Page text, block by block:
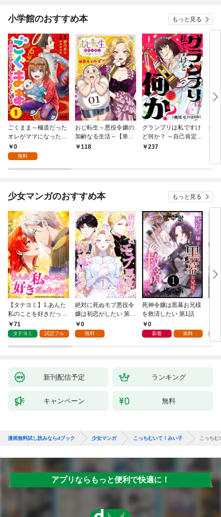
小学館のおすすめ本 もっと見る
ごくまま～極道だった
オレがママになった話
～【単話】（１）
0
無料
おじ転生～悪役令嬢の
加齢なる生活～【単
話】（１）
118
グランプリは私ですけ
ど何か？ ～自己肯定モ
ンスターのミスコン無
237
後
は
少女マンガのおすすめ本 もっと見る
【タテヨミ】1.あんた
私のことを好きだった
の？
71
タテヨミ 試読フル
絶対に死ぬモブ悪役令
嬢は初恋がしたい 第1
話0
無料
死神令嬢は黒幕お兄様
を救済したい 第1話
0
新着 無料
な
新刊配信予定 ランキング
キャンペーン 無料
漫画無料試し読みならdブック 少女マンガ こっちむいて！みい子 こっちむ
アプリならもっと便利で快適に！